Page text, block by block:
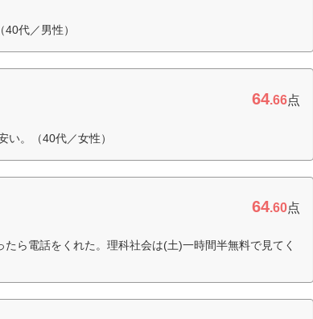
代／男性）
64.66点
い。（40代／女性）
64.60点
ら電話をくれた。理科社会は(土)一時間半無料で見てく